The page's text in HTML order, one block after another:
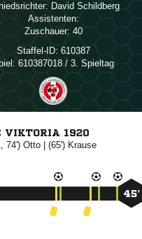
 
Assistenten:
Zuschauer: 40
Staffel-ID: 610387
610387018 / 3. Spieltag
VIKTORIA 1920
74')  | (65') 
45’